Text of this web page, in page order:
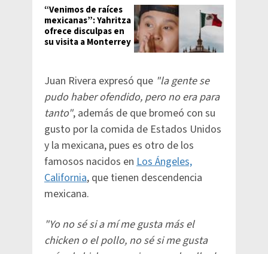
“Venimos de raíces
mexicanas”: Yahritza
ofrece disculpas en
su visita a Monterrey
Juan Rivera expresó que "la gente se
pudo haber ofendido, pero no era para
tanto", además de que bromeó con su
gusto por la comida de Estados Unidos
y la mexicana, pues es otro de los
famosos nacidos en Los Ángeles,
California, que tienen descendencia
mexicana.
"Yo no sé si a mí me gusta más el
chicken o el pollo, no sé si me gusta